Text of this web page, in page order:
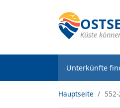
Küste
Unterkünfte
Hauptseite